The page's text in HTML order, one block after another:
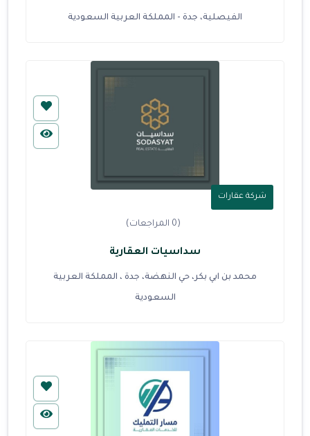
الفيصلية، جدة - المملكة العربية السعودية
شركة عقارات
(0 المراجعات)
سداسيات العقارية
محمد بن ابي بكر، حي النهضة، جدة ، المملكة العربية
السعودية